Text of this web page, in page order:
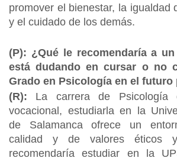
promover el bienestar, la igualdad
y el cuidado de los demás.
(P): ¿Qué le recomendaría a
está dudando en cursar o no
Grado en Psicología en el futuro
(R): La carrera de Psicología
vocacional, estudiarla en la
de Salamanca ofrece un
calidad y de valores éticos
recomendaría estudiar en la